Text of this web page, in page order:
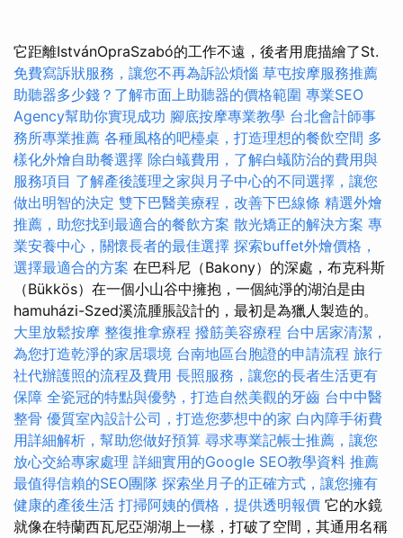
它距離IstvánOpraSzabó的工作不遠，後者用鹿描繪了St.
免費寫訴狀服務，讓您不再為訴訟煩惱 草屯按摩服務推薦
助聽器多少錢？了解市面上助聽器的價格範圍 專業SEO
Agency幫助你實現成功 腳底按摩專業教學 台北會計師事
務所專業推薦 各種風格的吧檯桌，打造理想的餐飲空間 多
樣化外燴自助餐選擇 除白蟻費用，了解白蟻防治的費用與
服務項目 了解產後護理之家與月子中心的不同選擇，讓您
做出明智的決定 雙下巴醫美療程，改善下巴線條 精選外燴
推薦，助您找到最適合的餐飲方案 散光矯正的解決方案 專
業安養中心，關懷長者的最佳選擇 探索buffet外燴價格，
選擇最適合的方案 在巴科尼（Bakony）的深處，布克科斯
（Bükkös）在一個小山谷中擁抱，一個純淨的湖泊是由
hamuházi-Szed溪流腫脹設計的，最初是為獵人製造的。
大里放鬆按摩 整復推拿療程 撥筋美容療程 台中居家清潔，
為您打造乾淨的家居環境 台南地區台胞證的申請流程 旅行
社代辦護照的流程及費用 長照服務，讓您的長者生活更有
保障 全瓷冠的特點與優勢，打造自然美觀的牙齒 台中中醫
整骨 優質室內設計公司，打造您夢想中的家 白內障手術費
用詳細解析，幫助您做好預算 尋求專業記帳士推薦，讓您
放心交給專家處理 詳細實用的Google SEO教學資料 推薦
最值得信賴的SEO團隊 探索坐月子的正確方式，讓您擁有
健康的產後生活 打掃阿姨的價格，提供透明報價 它的水鏡
就像在特蘭西瓦尼亞湖湖上一樣，打破了空間，其通用名稱